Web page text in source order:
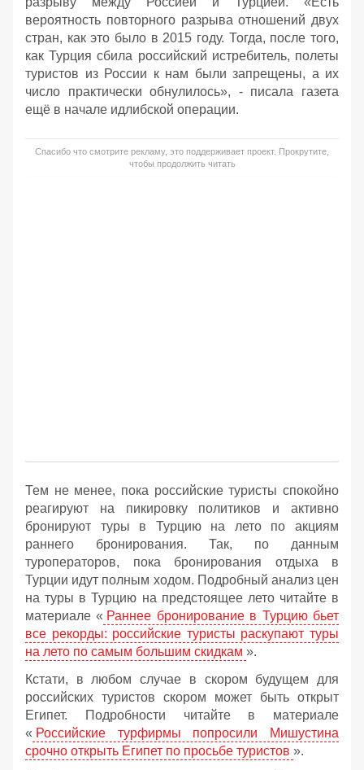
вероятность повторного разрыва отношений двух
стран, как это было в 2015 году. Тогда, после того,
как Турция сбила российский истребитель, полеты
туристов из России к нам были запрещены, а их
число практически обнулилось», - писала газета
ещё в начале идлибской операции.
Спасибо что смотрите рекламу, это поддерживает проект. Прокрутите,
чтобы продолжить читать
Тем не менее, пока российские туристы спокойно
реагируют на пикировку политиков и активно
бронируют туры в Турцию на лето по акциям
раннего бронирования. Так, по данным
туроператоров, пока бронирования отдыха в
Турции идут полным ходом. Подробный анализ цен
на туры в Турцию на предстоящее лето читайте в
материале « Раннее бронирование в Турцию бьет
все рекорды: российские туристы раскупают туры
на лето по самым большим скидкам ».
Кстати, в любом случае в скором будущем для
российских туристов скором может быть открыт
Египет. Подробности читайте в материале
« Российские турфирмы попросили Мишустина
срочно открыть Египет по просьбе туристов ».